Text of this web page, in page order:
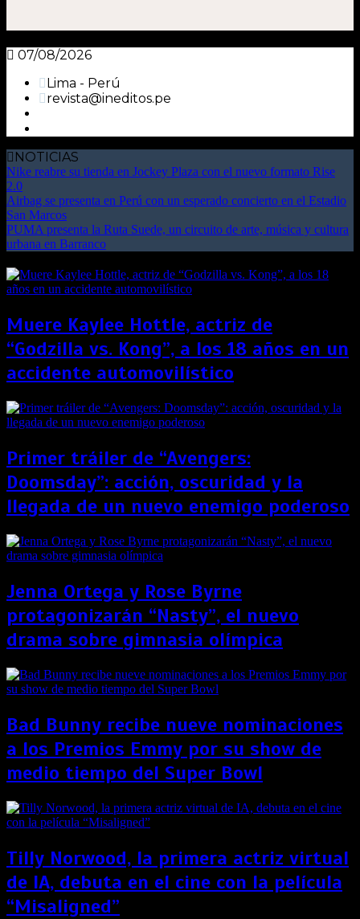
07/08/2026
Lima - Perú
revista@ineditos.pe
NOTICIAS
Nike reabre su tienda en Jockey Plaza con el nuevo formato Rise
2.0
Airbag se presenta en Perú con un esperado concierto en el Estadio
San Marcos
PUMA presenta la Ruta Suede, un circuito de arte, música y cultura
urbana en Barranco
Muere Kaylee Hottle, actriz de
“Godzilla vs. Kong”, a los 18 años en un
accidente automovilístico
Primer tráiler de “Avengers:
Doomsday”: acción, oscuridad y la
llegada de un nuevo enemigo poderoso
Jenna Ortega y Rose Byrne
protagonizarán “Nasty”, el nuevo
drama sobre gimnasia olímpica
Bad Bunny recibe nueve nominaciones
a los Premios Emmy por su show de
medio tiempo del Super Bowl
Tilly Norwood, la primera actriz virtual
de IA, debuta en el cine con la película
“Misaligned”